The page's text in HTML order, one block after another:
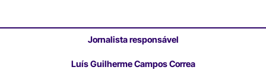
Jornalista responsável
Luís Guilherme Campos Correa